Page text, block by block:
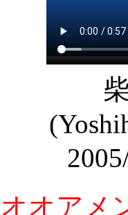
オオアメ